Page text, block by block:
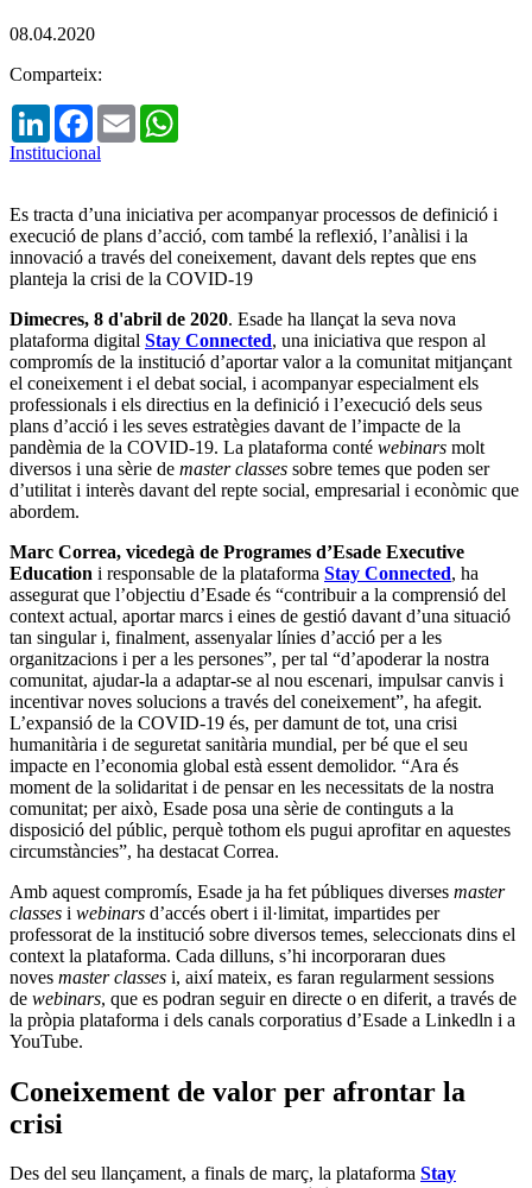
08.04.2020
Comparteix:
LinkedInFacebook
Email
Institucional
Es tracta d’una iniciativa per acompanyar processos de definició i
execució de plans d’acció, com també la reflexió, l’anàlisi i la
innovació a través del coneixement, davant dels reptes que ens
planteja la crisi de la COVID-19
Dimecres, 8 d'abril de 2020. Esade ha llançat la seva nova
plataforma digital Stay Connected, una iniciativa que respon al
compromís de la institució d’aportar valor a la comunitat mitjançant
el coneixement i el debat social, i acompanyar especialment els
professionals i els directius en la definició i l’execució dels seus
plans d’acció i les seves estratègies davant de l’impacte de la
pandèmia de la COVID-19. La plataforma conté webinars molt
diversos i una sèrie de master classes sobre temes que poden ser
d’utilitat i interès davant del repte social, empresarial i econòmic que
abordem.
Marc Correa, vicedegà de Programes d’Esade Executive
Education i responsable de la plataforma Stay Connected, ha
assegurat que l’objectiu d’Esade és “contribuir a la comprensió del
context actual, aportar marcs i eines de gestió davant d’una situació
tan singular i, finalment, assenyalar línies d’acció per a les
organitzacions i per a les persones”, per tal “d’apoderar la nostra
comunitat, ajudar-la a adaptar-se al nou escenari, impulsar canvis i
incentivar noves solucions a través del coneixement”, ha afegit.
L’expansió de la COVID-19 és, per damunt de tot, una crisi
humanitària i de seguretat sanitària mundial, per bé que el seu
impacte en l’economia global està essent demolidor. “Ara és
moment de la solidaritat i de pensar en les necessitats de la nostra
comunitat; per això, Esade posa una sèrie de continguts a la
disposició del públic, perquè tothom els pugui aprofitar en aquestes
circumstàncies”, ha destacat Correa.
Amb aquest compromís, Esade ja ha fet públiques diverses master
classes i webinars d’accés obert i il·limitat, impartides per
professorat de la institució sobre diversos temes, seleccionats dins el
context la plataforma. Cada dilluns, s’hi incorporaran dues
noves master classes i, així mateix, es faran regularment sessions
de webinars, que es podran seguir en directe o en diferit, a través de
la pròpia plataforma i dels canals corporatius d’Esade a Linkedln i a
YouTube.
Coneixement de valor per afrontar la
crisi
Des del seu llançament, a finals de març, la plataforma Stay